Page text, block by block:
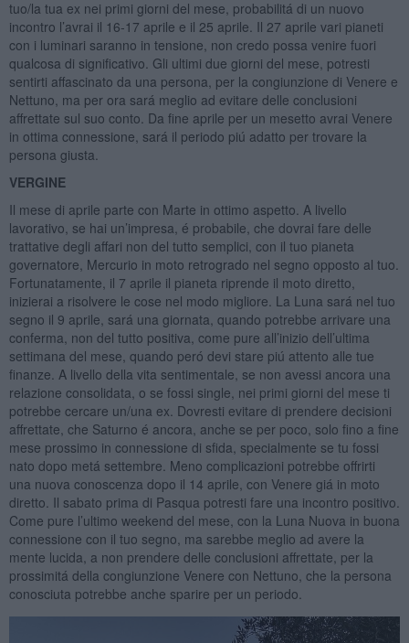
tuo/la tua ex nei primi giorni del mese, probabilitá di un nuovo
incontro l’avrai il 16-17 aprile e il 25 aprile. Il 27 aprile vari pianeti
con i luminari saranno in tensione, non credo possa venire fuori
qualcosa di significativo. Gli ultimi due giorni del mese, potresti
sentirti affascinato da una persona, per la congiunzione di Venere e
Nettuno, ma per ora sará meglio ad evitare delle conclusioni
affrettate sul suo conto. Da fine aprile per un mesetto avrai Venere
in ottima connessione, sará il periodo piú adatto per trovare la
persona giusta.
VERGINE
Il mese di aprile parte con Marte in ottimo aspetto. A livello
lavorativo, se hai un’impresa, é probabile, che dovrai fare delle
trattative degli affari non del tutto semplici, con il tuo pianeta
governatore, Mercurio in moto retrogrado nel segno opposto al tuo.
Fortunatamente, il 7 aprile il pianeta riprende il moto diretto,
inizierai a risolvere le cose nel modo migliore. La Luna sará nel tuo
segno il 9 aprile, sará una giornata, quando potrebbe arrivare una
conferma, non del tutto positiva, come pure all’inizio dell’ultima
settimana del mese, quando peró devi stare piú attento alle tue
finanze. A livello della vita sentimentale, se non avessi ancora una
relazione consolidata, o se fossi single, nei primi giorni del mese ti
potrebbe cercare un/una ex. Dovresti evitare di prendere decisioni
affrettate, che Saturno é ancora, anche se per poco, solo fino a fine
mese prossimo in connessione di sfida, specialmente se tu fossi
nato dopo metá settembre. Meno complicazioni potrebbe offrirti
una nuova conoscenza dopo il 14 aprile, con Venere giá in moto
diretto. Il sabato prima di Pasqua potresti fare una incontro positivo.
Come pure l’ultimo weekend del mese, con la Luna Nuova in buona
connessione con il tuo segno, ma sarebbe meglio ad avere la
mente lucida, a non prendere delle conclusioni affrettate, per la
prossimitá della congiunzione Venere con Nettuno, che la persona
conosciuta potrebbe anche sparire per un periodo.